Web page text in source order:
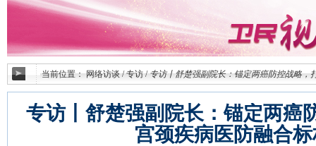
当前位置：网络访谈 / 专访 / 专访丨舒楚强副院长：锚定两癌防控战略，
专访丨舒楚强副院长：锚定两癌
宫颈疾病医防融合